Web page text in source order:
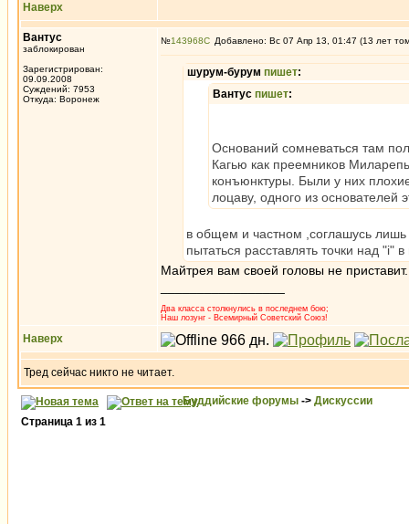
Наверх
Вантус
заблокирован
Зарегистрирован:
09.09.2008
Суждений: 7953
Откуда: Воронеж
№143968 Добавлено: Вс 07 Апр 13, 01:47 (13 лет
шурум-бурум пишет:
Вантус пишет:
Оснований сомневаться там
Кагью как преемников
конъюнктуры. Были у них
лоцаву, одного из основателей
в общем и частном ,соглашусь
пытаться расставлять точки над
Майтрея вам своей головы не приставит.
Два класса столкнулись в последнем бою;
Наш лозунг - Всемирный Советский Союз!
Наверх
Тред сейчас никто не читает.
Буддийские форумы -> Дискуссии
Страница 1 из 1